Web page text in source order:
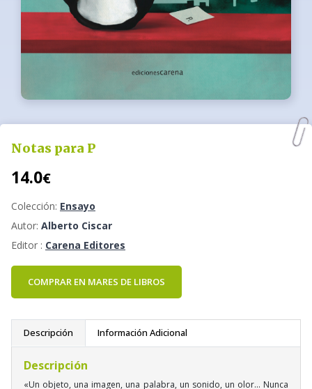
Notas para P
14.0€
Colección: Ensayo
Autor: Alberto Ciscar
Editor : Carena Editores
COMPRAR EN MARES DE LIBROS
Descripción Información Adicional
Descripción
«Un objeto, una imagen, una palabra, un sonido, un olor... Nunca